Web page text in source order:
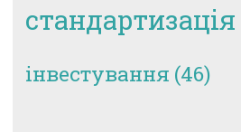
стандартизація
інвестування (46)